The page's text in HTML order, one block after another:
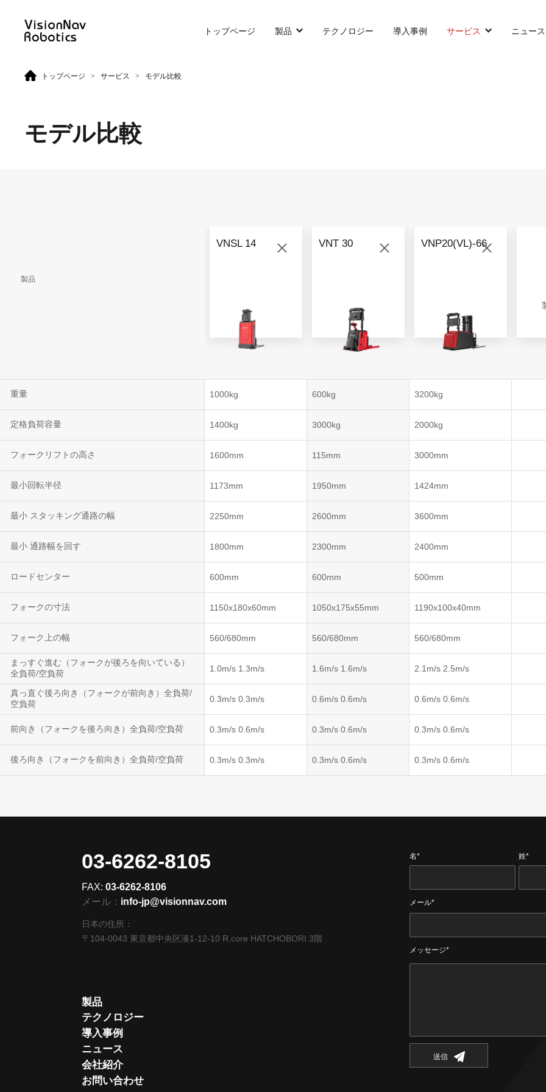
トップページ 製品 テクノロジー 導入事例 サービス ニュース
VNE40-66 VNP15(VL)-07
VNP20(VL)-07
RCS(ロボットコ
RCS(ロボットコ
トップページ > サービス > モデル比較
モデル比較
製品
重量
定格負荷容量
フォークリフトの高さ
最小回転半径
最小 スタッキング通路の幅
最小 通路幅を回す
ロードセンター
フォークの寸法
フォーク上の幅
まっすぐ進む（フォークが後ろを向いている）
全負荷/空負荷
真っ直ぐ後ろ向き（フォークが前向き）全負荷/
空負荷
前向き（フォークを後ろ向き）全負荷/空負荷
後ろ向き（フォークを前向き）全負荷/空負荷
VNSL 14
1000kg
1400kg
1600mm
1173mm
2250mm
1800mm
600mm
1150x180x60mm
560/680mm
1.0m/s 1.3m/s
0.3m/s 0.3m/s
0.3m/s 0.6m/s
0.3m/s 0.3m/s
VNT 30
600kg
3000kg
115mm
1950mm
2600mm
2300mm
600mm
1050x175x55mm
560/680mm
1.6m/s 1.6m/s
0.6m/s 0.6m/s
0.3m/s 0.6m/s
0.3m/s 0.6m/s
VNP20(VL)-66
3200kg
2000kg
3000mm
1424mm
3600mm
2400mm
500mm
1190x100x40mm
560/680mm
2.1m/s 2.5m/s
0.6m/s 0.6m/s
0.3m/s 0.6m/s
0.3m/s 0.6m/s
03-6262-8105
FAX:03-6262-8106
メール： info-jp@visionnav.com
日本の住所：
〒104-0043 東京都中央区湊1-12-10 R.core HATCHOBORI 3階
製品
テクノロジー
導入事例
ニュース
会社紹介
お問い合わせ
名* 姓*
メール*
メッセージ*
送信